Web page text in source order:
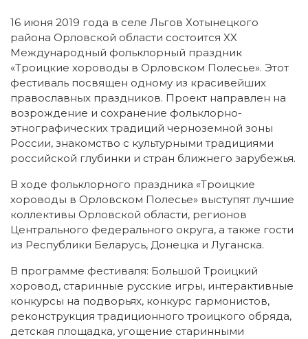
16 июня 2019 года в селе Льгов Хотынецкого
района Орловской области состоится XX
Международный фольклорный праздник
«Троицкие хороводы в Орловском Полесье». Этот
фестиваль посвящен одному из красивейших
православных праздников. Проект направлен на
возрождение и сохранение фольклорно-
этнографических традиций черноземной зоны
России, знакомство с культурными традициями
российской глубинки и стран ближнего зарубежья.
В ходе фольклорного праздника «Троицкие
хороводы в Орловском Полесье» выступят лучшие
коллективы Орловской области, регионов
Центрального федерального округа, а также гости
из Республики Беларусь, Донецка и Луганска.
В программе фестиваля: Большой Троицкий
хоровод, старинные русские игры, интерактивные
конкурсы на подворьях, конкурс гармонистов,
реконструкция традиционного троицкого обряда,
детская площадка, угощение старинными